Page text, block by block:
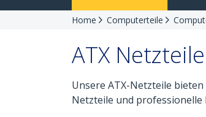
Home Computerteile
ATX Netzteile
Unsere ATX-Netzteile
Netzteile und professionelle